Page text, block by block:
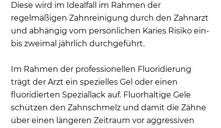
Diese wird im Idealfall im Rahmen der
regelmäßigen Zahnreinigung durch den Zahnarzt
und abhängig vom persönlichen Karies Risiko ein-
bis zweimal jährlich durchgeführt.
Im Rahmen der professionellen Fluoridierung
trägt der Arzt ein spezielles Gel oder einen
fluoridierten Speziallack auf. Fluorhaltige Gele
schützen den Zahnschmelz und damit die Zähne
über einen längeren Zeitraum vor aggressiven